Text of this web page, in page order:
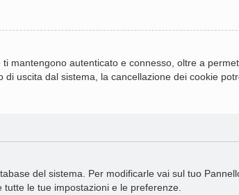
mantengono autenticato e connesso, oltre a
uscita dal sistema, la cancellazione dei cookie
del sistema. Per modificarle vai sul tuo
le tue impostazioni e le preferenze.